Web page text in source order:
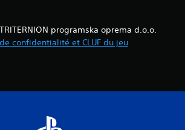
s
programska oprema d.o.o.
confidentialité et CLUF du jeu